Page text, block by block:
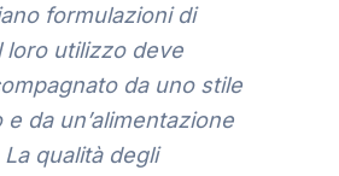
formulazioni di
loro utilizzo deve
da uno stile
e da un’alimentazione
qualità degli